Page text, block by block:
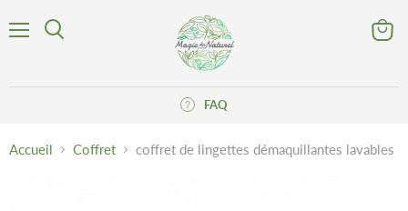
FAQ
Accueil Coffret coffret de lingettes démaquillantes lavables